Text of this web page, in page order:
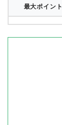
最大ポイント